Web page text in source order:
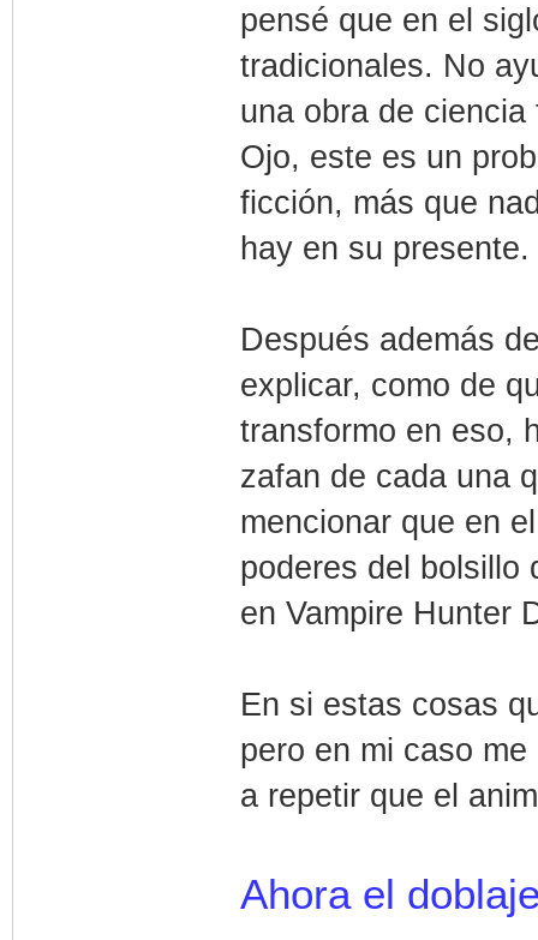
pensé que en el
tradicionales. No
una obra de
Ojo, este es un
ficción, más que
hay en su presente.
Después además
explicar, como de
transformo en eso,
zafan de cada una
mencionar que en
poderes del bolsillo
en Vampire Hunter
En si estas cosas
pero en mi caso
a repetir que el
Ahora el